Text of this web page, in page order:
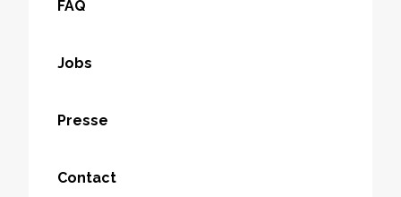
FAQ
Jobs
Presse
Contact